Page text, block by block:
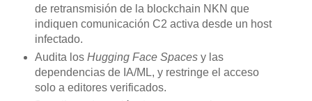
de retransmisión de la blockchain NKN que
indiquen comunicación C2 activa desde un host
infectado.
Audita los Hugging Face Spacesy las
dependencias de IA/ML, y restringe el acceso
solo a editores verificados.